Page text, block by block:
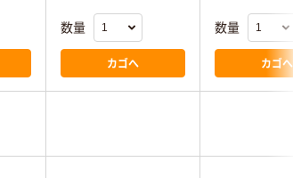
数量
カゴへ
数量
カゴへ